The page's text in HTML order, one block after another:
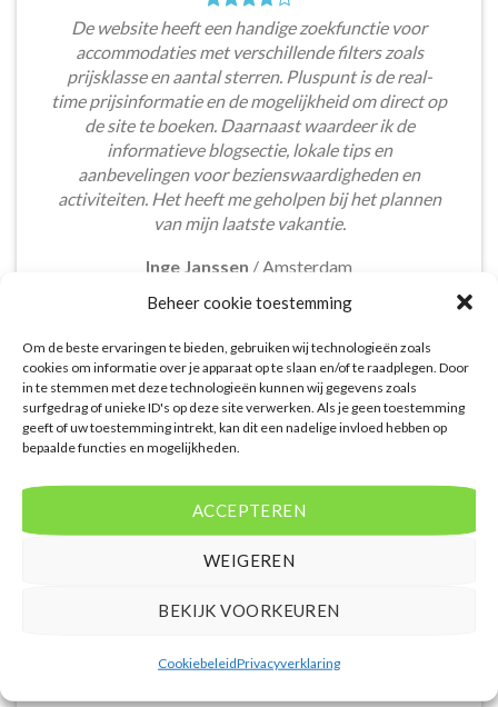
Beheer cookie toestemming
Om de beste ervaringen te bieden, gebruiken wij technologieën zoals
cookies om informatie over je apparaat op te slaan en/of te raadplegen. Door
in te stemmen met deze technologieën kunnen wij gegevens zoals
surfgedrag of unieke ID's op deze site verwerken. Als je geen toestemming
geeft of uw toestemming intrekt, kan dit een nadelige invloed hebben op
bepaalde functies en mogelijkheden.
ACCEPTEREN
WEIGEREN
BEKIJK VOORKEUREN
CookiebeleidPrivacyverklaring
De website heeft een handige zoekfunctie voor
accommodaties met verschillende filters zoals
prijsklasse en aantal sterren. Pluspunt is de real-
time prijsinformatie en de mogelijkheid om direct op
de site te boeken. Daarnaast waardeer ik de
informatieve blogsectie, lokale tips en
aanbevelingen voor bezienswaardigheden en
activiteiten. Het heeft me geholpen bij het plannen
van mijn laatste vakantie.
Inge Janssen / Amsterdam
Het aanbod van accommodaties op 2Curacao.nl is
erg goed. Van luxe resorts tot budgetvriendelijke
hotels, de site biedt een breed scala aan opties. De
handige zoekfilters maakten het eenvoudig om
accommodaties te vinden die aansluiten bij mijn
voorkeuren en budget.
Tom Meier/ Breda